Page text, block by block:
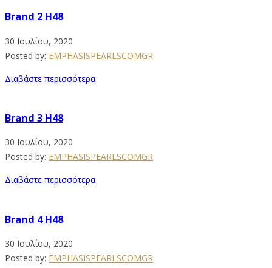
Brand 2 H48
30 Ιουλίου, 2020
Posted by: EMPHASISPEARLSCOMGR
Διαβάστε περισσότερα
Brand 3 H48
30 Ιουλίου, 2020
Posted by: EMPHASISPEARLSCOMGR
Διαβάστε περισσότερα
Brand 4 H48
30 Ιουλίου, 2020
Posted by: EMPHASISPEARLSCOMGR